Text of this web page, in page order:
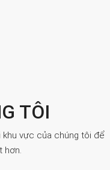
TÔI
khu vực của chúng tôi để
hơn.